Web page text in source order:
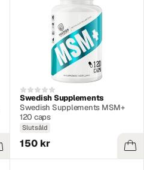
Swedish Supplements
Swedish Supplements MSM+
120 caps
Slutsåld
150 kr